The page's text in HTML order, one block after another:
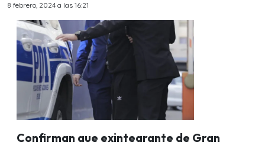
8 febrero, 2024 a las 16:21
Confirman que exintegrante de Gran